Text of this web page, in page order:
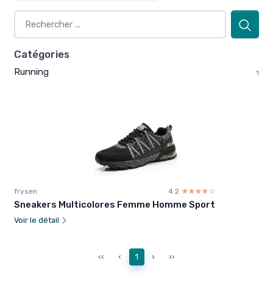
Catégories
Running 1
frysen 4.2 ☆☆☆☆☆
★★★★★
Sneakers Multicolores Femme Homme Sport
Voir le détail
‹‹ ‹ 1 › ››